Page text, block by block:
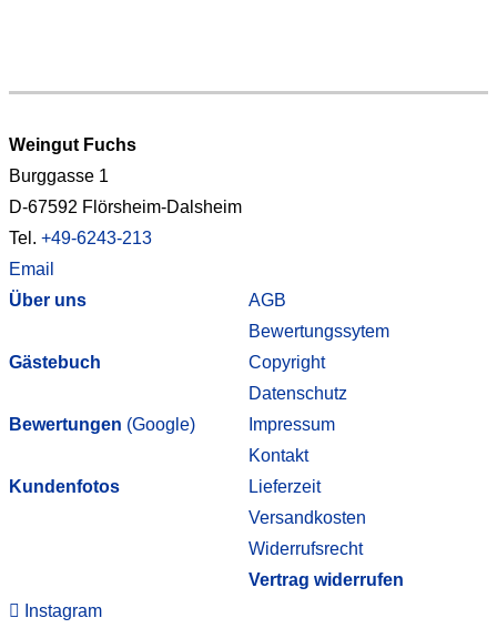
Weingut Fuchs
Burggasse 1
D-67592 Flörsheim-Dalsheim
Tel. +49-6243-213
Email
Über uns
Gästebuch
Bewertungen (Google)
Kundenfotos
AGB
Bewertungssytem
Copyright
Datenschutz
Impressum
Kontakt
Lieferzeit
Versandkosten
Widerrufsrecht
Vertrag widerrufen
Instagram